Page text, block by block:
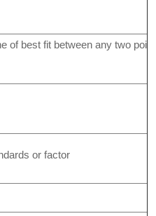
of best fit between any two poi
or factor